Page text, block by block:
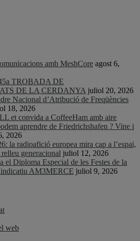
amb MeshCore agost 6,
TROBADA DE
DE LA CERDANYA juliol 20, 2026
Nacional d’Atribució de Freqüències
18, 2026
et convida a CoffeeHam amb aire
aprendre de Friedrichshafen ? Vine i
2026
la radioafició europea mira cap a l’espai,
generacional juliol 12, 2026
Diploma Especial de les Festes de la
AM3MERCE juliol 9, 2026
web